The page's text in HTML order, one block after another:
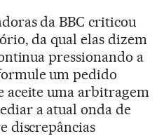
da BBC criticou
da qual elas dizem
pressionando a
um pedido
aceite uma arbitragem
a atual onda de
discrepâncias